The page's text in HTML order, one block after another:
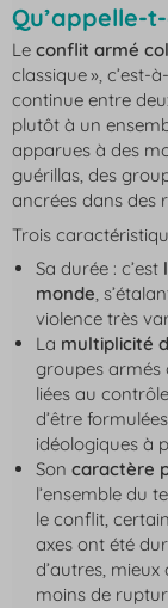
Qu’appelle-
Le conflit armé
classique »,
continue entre
plutôt à un
apparues à des
guérillas, des
ancrées dans des
Trois
Sa durée : c’est
monde,
violence très
La multiplicité
groupes armés
liées au
d’être
idéologiques à
Son caractère
l’ensemble du
le conflit,
axes ont été
d’autres,
moins de